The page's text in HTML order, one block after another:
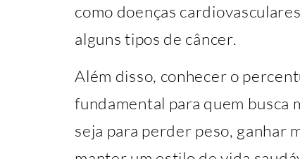
como doenças
alguns tipos de câncer.
Além disso, conhecer o
fundamental para quem busca
seja para perder peso, ganhar